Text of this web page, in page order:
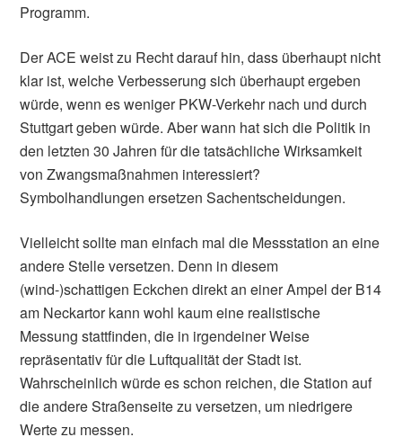
Programm.
Der ACE weist zu Recht darauf hin, dass überhaupt nicht
klar ist, welche Verbesserung sich überhaupt ergeben
würde, wenn es weniger PKW-Verkehr nach und durch
Stuttgart geben würde. Aber wann hat sich die Politik in
den letzten 30 Jahren für die tatsächliche Wirksamkeit
von Zwangsmaßnahmen interessiert?
Symbolhandlungen ersetzen Sachentscheidungen.
Vielleicht sollte man einfach mal die Messstation an eine
andere Stelle versetzen. Denn in diesem
(wind-)schattigen Eckchen direkt an einer Ampel der B14
am Neckartor kann wohl kaum eine realistische
Messung stattfinden, die in irgendeiner Weise
repräsentativ für die Luftqualität der Stadt ist.
Wahrscheinlich würde es schon reichen, die Station auf
die andere Straßenseite zu versetzen, um niedrigere
Werte zu messen.